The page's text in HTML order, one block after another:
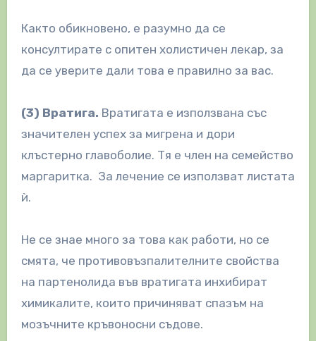
Както обикновено, е разумно да се
консултирате с опитен холистичен лекар, за
да се уверите дали това е правилно за вас.
(3) Вратига. Вратигата е използвана със
значителен успех за мигрена и дори
клъстерно главоболие. Тя е член на семейство
маргаритка. За лечение се използват листата
ѝ.
Не се знае много за това как работи, но се
смята, че противовъзпалителните свойства
на партенолида във вратигата инхибират
химикалите, които причиняват спазъм на
мозъчните кръвоносни съдове.